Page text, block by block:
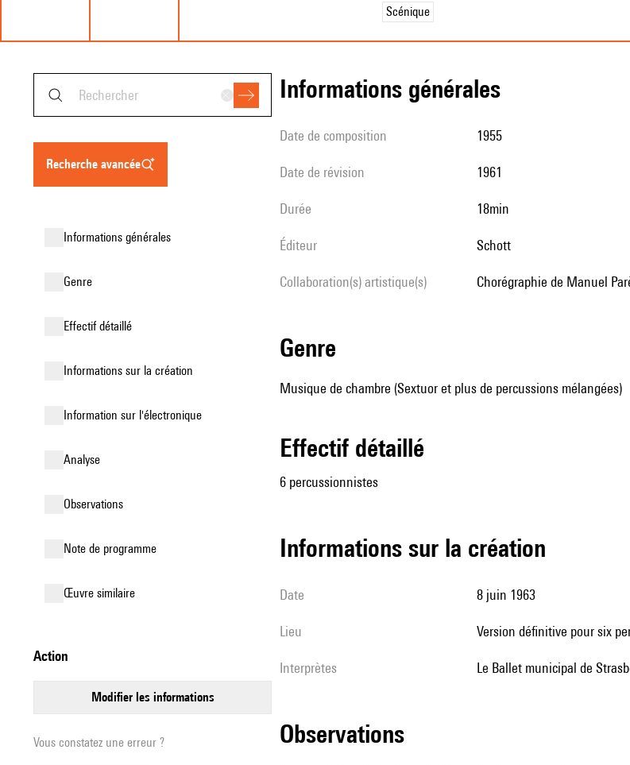
Scénique
recherche avancée
informations générales
genre
effectif détaillé
informations sur la création
Information sur l'électronique
analyse
observations
Note de programme
œuvre similaire
action
modifier les informations
Vous constatez une erreur ?
informations générales
date de composition 1955
date de révision 1961
durée 18min
éditeur Schott
Collaboration(s) artistique(s) chorégraphie de Manuel
genre
Musique de chambre (Sextuor et plus de percussions mélangées)
effectif détaillé
6 percussionnistes
informations sur la création
date 8 juin 1963
lieu version définitive pour six
interprètes le Ballet municipal de
observations